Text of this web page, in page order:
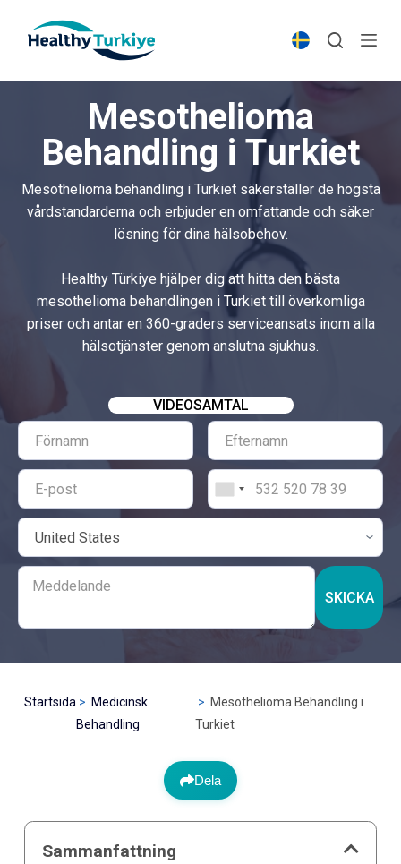
p
n
Mesothelioma
Behandling i Turkiet
Mesothelioma behandling i Turkiet säkerställer de högsta
vårdstandarderna och erbjuder en omfattande och säker
lösning för dina hälsobehov.
Healthy Türkiye hjälper dig att hitta den bästa
mesothelioma behandlingen i Turkiet till överkomliga
priser och antar en 360-graders serviceansats inom alla
hälsotjänster genom anslutna sjukhus.
VIDEOSAMTAL
SKICKA
Startsida
Medicinsk
Behandling
Mesothelioma Behandling i
Turkiet
Dela
Sammanfattning